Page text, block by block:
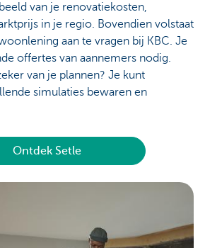
van je renovatiekosten,
in je regio. Bovendien volstaat
aan te vragen bij KBC. Je
offertes van aannemers nodig.
van je plannen? Je kunt
simulaties bewaren en
Ontdek Setle